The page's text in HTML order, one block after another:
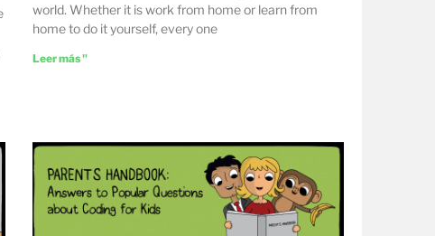
world. Whether it is work from home or learn from
home to do it yourself, every one
Leer más "